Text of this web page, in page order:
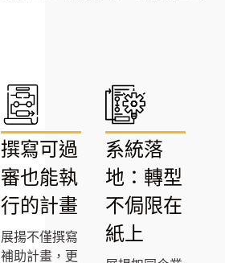
撰寫可過
審也能執
行的計畫
展揚不僅撰寫
補助計畫，更
系統落
地：轉型
不侷限在
紙上